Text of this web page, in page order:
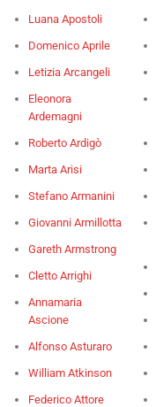
Luana Apostoli
Domenico Aprile
Letizia Arcangeli
Eleonora
Ardemagni
Roberto Ardigò
Marta Arisi
Stefano Armanini
Giovanni Armillotta
Gareth Armstrong
Cletto Arrighi
Annamaria
Ascione
Alfonso Asturaro
William Atkinson
Federico Attore